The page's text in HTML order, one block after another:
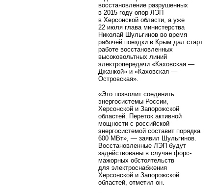
восстановление разрушенных
в 2015 году опор ЛЭП
в Херсонской области, а уже
22 июля глава министерства
Николай Шульгинов во время
рабочей поездки в Крым дал старт
работе восстановленных
высоковольтных линий
электропередачи «Каховская —
Джанкой» и «Каховская —
Островская».
«Это позволит соединить
энергосистемы России,
Херсонской и Запорожской
областей. Переток активной
мощности с российской
энергосистемой составит порядка
600 МВт», — заявил Шульгинов.
Восстановленные ЛЭП будут
задействованы в случае форс-
мажорных обстоятельств
для электроснабжения
Херсонской и Запорожской
областей, отметил он.